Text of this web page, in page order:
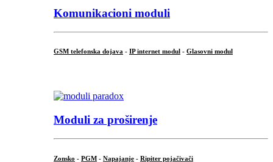
Komunikacioni moduli
GSM telefonska dojava - IP internet modul - Glasovni modul
Moduli za proširenje
Zonsko - PGM - Napajanje - Ripiter pojačivači